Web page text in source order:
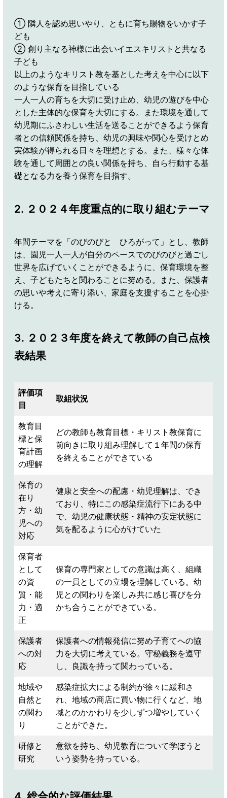
① 隣人を認め思いやり、ともに育ち賜物をいかす子
ども
② 創り主なる神様に出会いイエスキリストと共なる
子ども
以上のようなキリスト教を基とした考えを中心に以下
のような保育を目指している
一人一人の育ちを大切に受け止め、幼児の遊びを中心
とした主体的な保育を大切にする。また環境を通して
幼児期にふさわしい生活を送ることができるよう保育
者との信頼関係を持ち、幼児の興味や関心を受けとめ
実体験が得られる日々を理想とする。また、様々な体
験を通して周囲との良い関係を持ち、自ら行動する基
礎となる力を養う保育を目指す。
2. ２０２４年度重点的に取り組むテーマ
年間テーマを「のびのびと ひろがって」とし、教師
は、園児一人一人が自分のペースでのびのびと過ごし
世界を広げていくことができるように、保育環境を整
え、子どもたちと関わることに努める。また、保護者
の思いや考えに寄り添い、家庭を支援することを心掛
ける。
3. ２０２３年度を終えて教師の自己点検
表結果
評価項
目
取組状況
教育目
標と保
育計画
の理解
どの教師も教育目標・キリスト教保育に
前向きに取り組み理解して１年間の保育
を終えることができている
保育の
在り
方・幼
児への
対応
健康と安全への配慮・幼児理解は、でき
ており、特にこの感染症流行下にある中
で、幼児の健康状態・精神の安定状態に
気を配るように心がけていた
保育者
として
の資
質・能
力・適
正
保育の専門家としての意識は高く、組織
の一員としての立場を理解している。幼
児との関わりを楽しみ共に感じ喜びを分
かち合うことができている。
保護者
への対
応
保護者への情報発信に努め子育てへの協
力を大切に考えている。守秘義務を遵守
し、良識を持って関わっている。
地域や
自然と
の関わ
り
感染症拡大による制約が徐々に緩和さ
れ、地域の商店に買い物に行くなど、地
域とのかかわりを少しずつ増やしていく
ことができた。
研修と
研究
意欲を持ち、幼児教育について学ぼうと
いう姿勢を持っている。